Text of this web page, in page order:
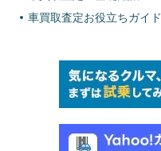
車買取査定お役立ちガイド